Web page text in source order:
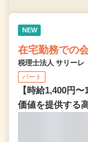
NEW
在宅勤務での
税理士法人 サリーレ
パート
【時給1,400円
価値を提供する